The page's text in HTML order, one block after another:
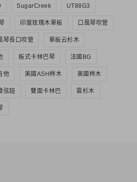
SugarCreek UT88G3
印度玫瑰木單板 口風琴吹管
琴長口吹管 單板云杉木
板式卡林巴琴 法國BG
他 美國ASH梣木 美國梣木
弦鈕 雙面卡林巴 雲杉木